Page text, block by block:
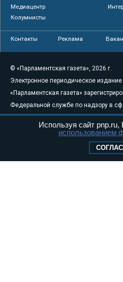
Медиацентр
Колумнисты
Контакты Реклама
© «Парламентская газета», 2026 г.
Электронное периодическое издание
«Парламентская газета»
Федеральной службе по надзору в
связи, информационных технологий и
массовых коммуникаций
Свидетельство о регистрации Эл №
Используя сайт
использованием